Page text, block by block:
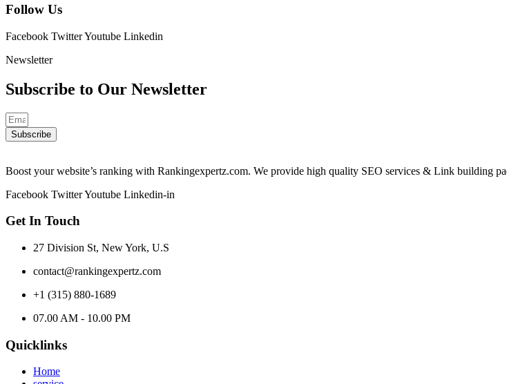
Follow Us
Facebook TwitterYoutube Linkedin
Newsletter
Subscribe to Our Newsletter
Subscribe
Boost your website’s ranking with Rankingexpertz.com. We provide high quality SEO services & Link building
Facebook TwitterYoutube Linkedin-in
Get In Touch
27 Division St, New York, U.S
contact@rankingexpertz.com
+1 (315) 880-1689
07.00 AM - 10.00 PM
Quicklinks
Home